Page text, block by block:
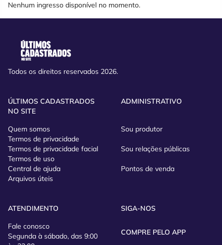
Nenhum ingresso disponível no momento.
Todos os direitos reservados 2026.
ÚLTIMOS CADASTRADOS
NO SITE
Quem somos
Termos de privacidade
Termos de privacidade facial
Termos de uso
Central de ajuda
Arquivos úteis
ADMINISTRATIVO
Sou produtor
Sou relações públicas
Pontos de venda
ATENDIMENTO
Fale conosco
Segunda à sábado, das 9:00
SIGA-NOS
COMPRE PELO APP